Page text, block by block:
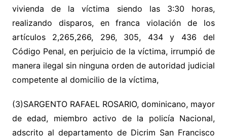
vivienda de la víctima siendo las 3:30 horas,
realizando disparos, en franca violación de los
artículos 2,265,266, 296, 305, 434 y 436 del
Código Penal, en perjuicio de la víctima, irrumpió de
manera ilegal sin ninguna orden de autoridad judicial
competente al domicilio de la víctima,
(3)SARGENTO RAFAEL ROSARIO, dominicano, mayor
de edad, miembro activo de la policía Nacional,
adscrito al departamento de Dicrim San Francisco